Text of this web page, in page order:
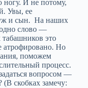
И не потому,
Увы, ее
и сын. На наших
одно слово —
это
атрофировано. Но
поможем
процесс.
вопросом —
(В скобках замечу: